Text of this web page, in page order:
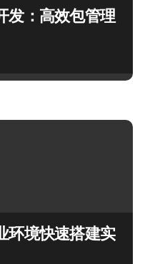
发：高效包管理
环境快速搭建实